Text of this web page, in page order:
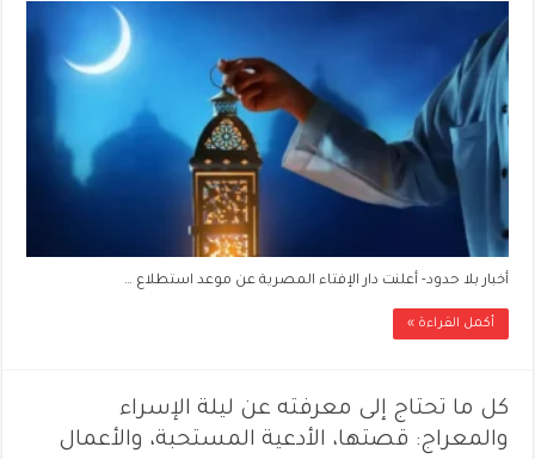
أخبار بلا حدود- أعلنت دار الإفتاء المصرية عن موعد استطلاع …
أكمل القراءة »
كل ما تحتاج إلى معرفته عن ليلة الإسراء
والمعراج: قصتها، الأدعية المستحبة، والأعمال